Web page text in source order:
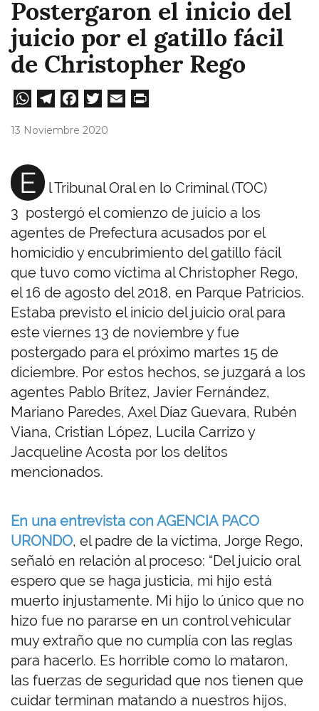
Postergaron el inicio del
juicio por el gatillo fácil
de Christopher Rego
W
A
pp
Te
m
Fa
13 Noviembre 2020
E
l Tribunal Oral en lo Criminal (TOC)
3 postergó el comienzo de juicio a los
agentes de Prefectura acusados por el
homicidio y encubrimiento del gatillo fácil
que tuvo como víctima al Christopher Rego,
el 16 de agosto del 2018, en Parque Patricios.
Estaba previsto el inicio del juicio oral para
este viernes 13 de noviembre y fue
postergado para el próximo martes 15 de
diciembre. Por estos hechos, se juzgará a los
agentes Pablo Brítez, Javier Fernández,
Mariano Paredes, Axel Díaz Guevara, Rubén
Viana, Cristian López, Lucila Carrizo y
Jacqueline Acosta por los delitos
mencionados.
En una entrevista con AGENCIA PACO
URONDO, el padre de la víctima, Jorge Rego,
señaló en relación al proceso: “Del juicio oral
espero que se haga justicia, mi hijo está
muerto injustamente. Mi hijo lo único que no
hizo fue no pararse en un control vehicular
muy extraño que no cumplía con las reglas
para hacerlo. Es horrible como lo mataron,
las fuerzas de seguridad que nos tienen que
cuidar terminan matando a nuestros hijos,